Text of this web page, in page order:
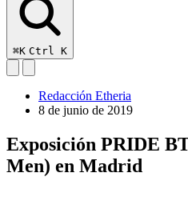
⌘K Ctrl K
Redacción Etheria
8 de junio de 2019
Exposición PRIDE
Men) en Madrid